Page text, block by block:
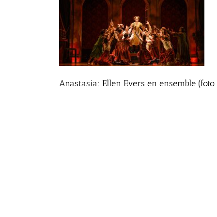
Anastasia: Ellen Evers en ensemble